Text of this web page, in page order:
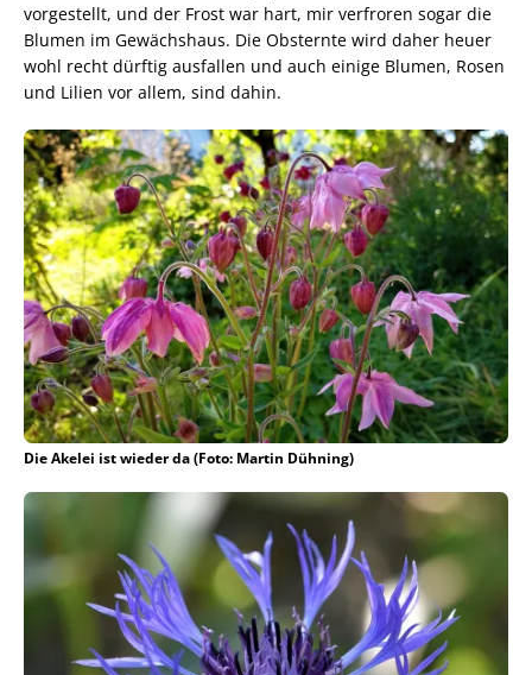
vorgestellt, und der Frost war hart, mir verfroren sogar die
Blumen im Gewächshaus. Die Obsternte wird daher heuer
wohl recht dürftig ausfallen und auch einige Blumen, Rosen
und Lilien vor allem, sind dahin.
Die Akelei ist wieder da (Foto: Martin Dühning)